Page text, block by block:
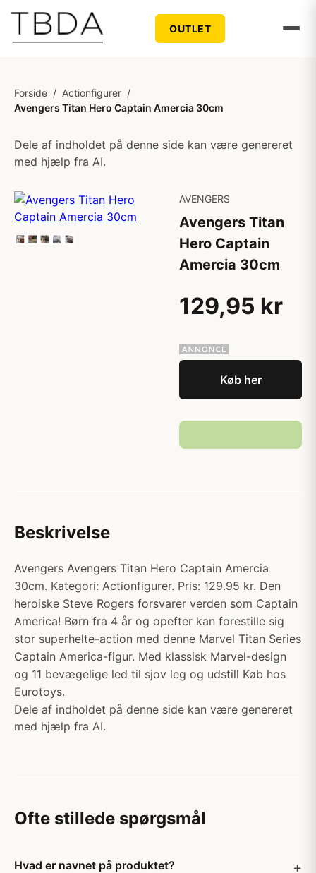
OUTLET
Forside / Actionfigurer /
Avengers Titan Hero Captain Amercia 30cm
Dele af indholdet på denne side kan være genereret
med hjælp fra AI.
AVENGERS
Avengers Titan
Hero Captain
Amercia 30cm
129,95 kr
Køb her
Beskrivelse
Avengers Avengers Titan Hero Captain Amercia
30cm. Kategori: Actionfigurer. Pris: 129.95 kr. Den
heroiske Steve Rogers forsvarer verden som Captain
America! Børn fra 4 år og opefter kan forestille sig
stor superhelte-action med denne Marvel Titan Series
Captain America-figur. Med klassisk Marvel-design
og 11 bevægelige led til sjov leg og udstill Køb hos
Eurotoys.
Dele af indholdet på denne side kan være genereret
med hjælp fra AI.
Ofte stillede spørgsmål
Hvad er navnet på produktet?